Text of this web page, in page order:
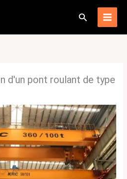
Recherche
d'un pont roulant de type